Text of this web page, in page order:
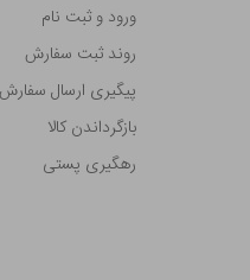
ورود و ثبت نام
روند ثبت سفارش
پیگیری ارسال سفارش
بازگرداندن کالا
رهگیری پستی